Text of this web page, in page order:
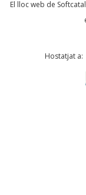
Comentari *
El lloc web de
Hostatjat a: